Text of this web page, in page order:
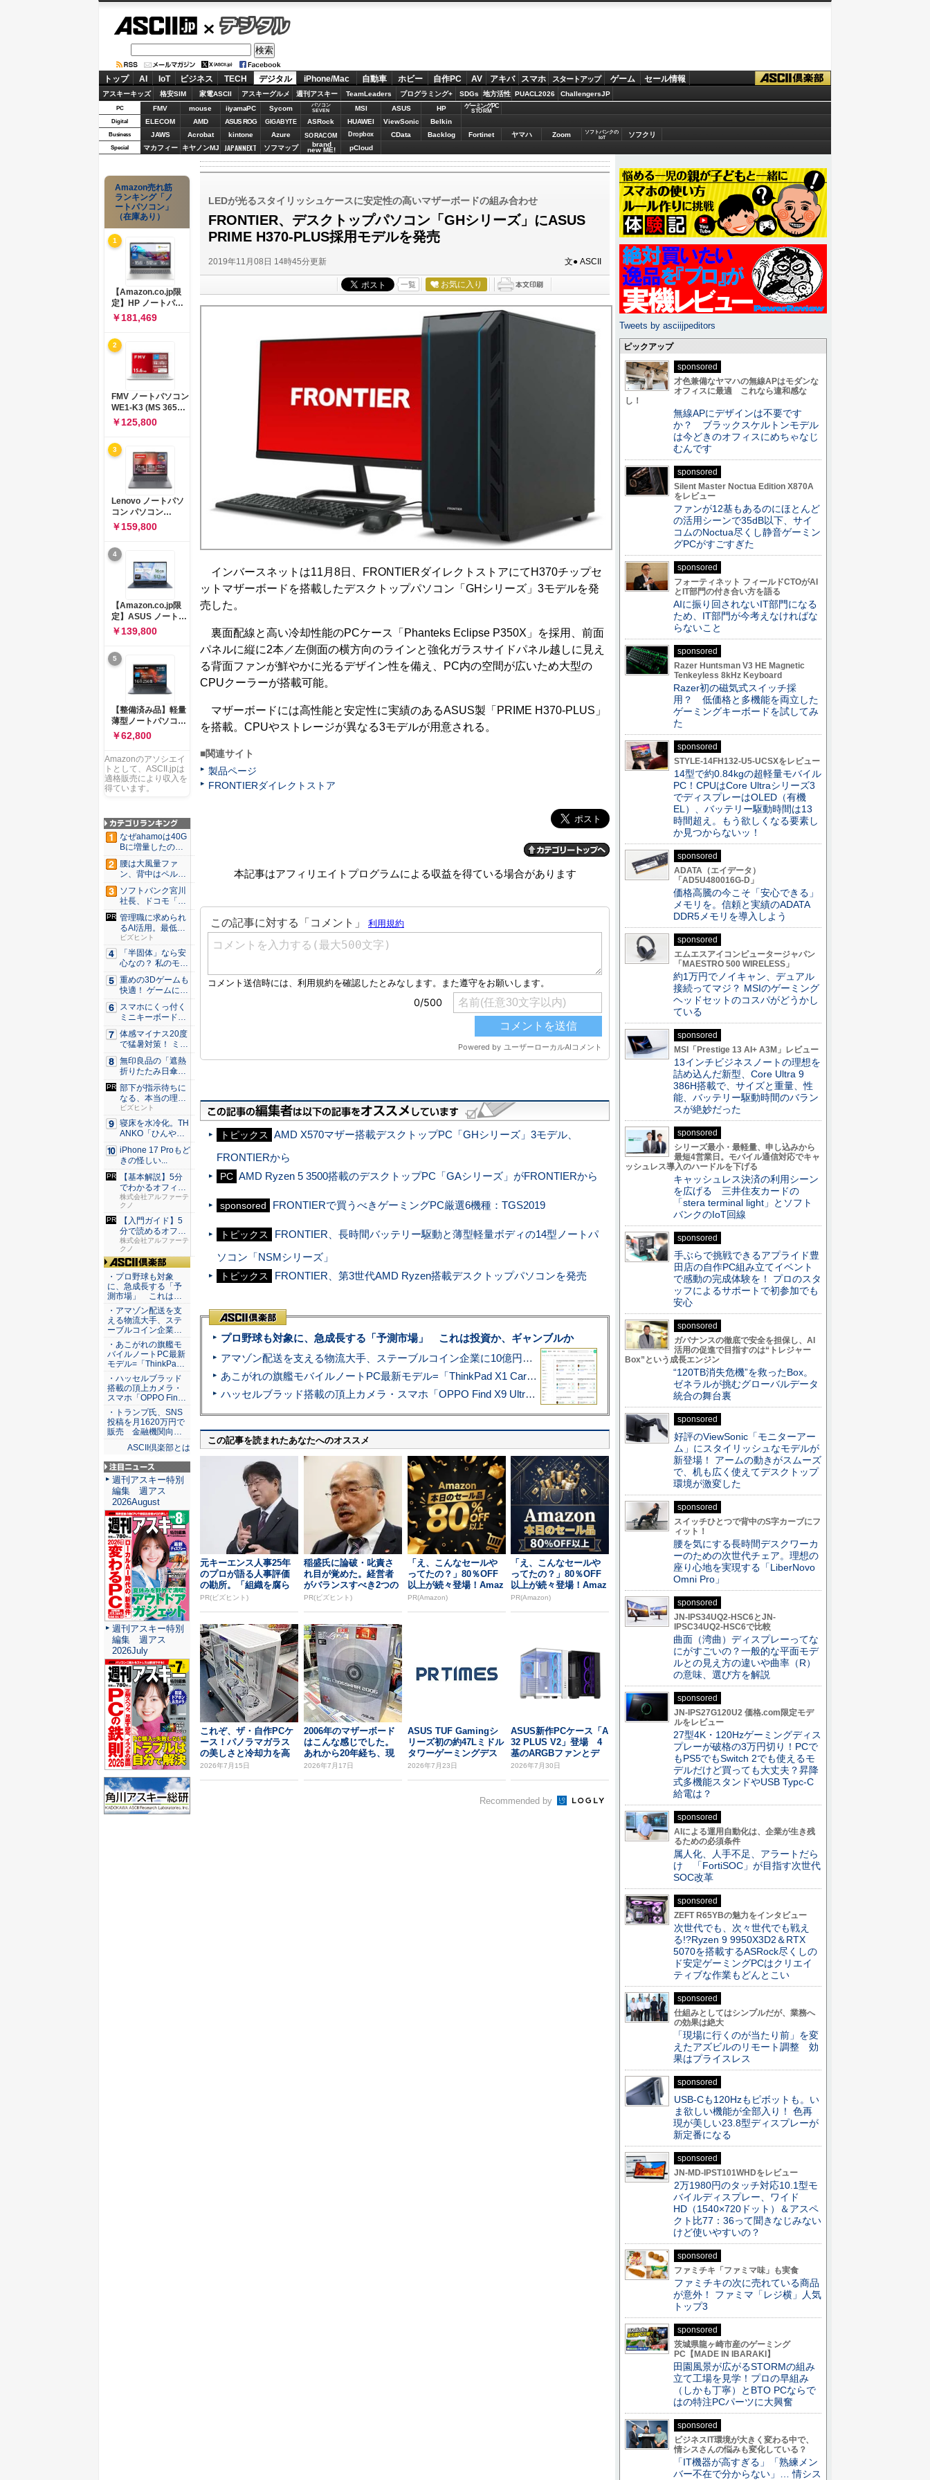
デジタル
トップ AI IoT ビジネス TECH デジタル iPhone/Mac 自動車 ホビー 自作PC AV アキバ スマホ スタートアップ ゲーム セール情報
アスキーキッズ 格安SIM 家電ASCII アスキーグルメ 週刊アスキー TeamLeaders プログラミング+ SDGs 地方活性 PUACL2026 ChallengersJP
PC FMV mouse iiyamaPC Sycom
パソコン
SEVEN
MSI ASUS HP ゲーミングPC
STORM
Digital ELECOM AMD ASUS ROG GIGABYTE ASRock HUAWEI ViewSonic Belkin
Business JAWS Acrobat kintone Azure SORACOM Dropbox CData Backlog Fortinet ヤマハ Zoom
ソフトバンクの
IoT
ソフクリ
Special マカフィー キヤノンMJ JAPANNEXT ソフマップ brand
new ME! pCloud
LEDが光るスタイリッシュケースに安定性の高いマザーボードの組み合わせ
FRONTIER、デスクトップパソコン「GHシリーズ」にASUS
PRIME H370-PLUS採用モデルを発売
2019年11月08日 14時45分更新 文● ASCII
一覧 お気に入り
インバースネットは11月8日、FRONTIERダイレクトストアにてH370チップセ
ットマザーボードを搭載したデスクトップパソコン「GHシリーズ」3モデルを発
売した。
裏面配線と高い冷却性能のPCケース「Phanteks Eclipse P350X」を採用、前面
パネルに縦に2本／左側面の横方向のラインと強化ガラスサイドパネル越しに見え
る背面ファンが鮮やかに光るデザイン性を備え、PC内の空間が広いため大型の
CPUクーラーが搭載可能。
マザーボードには高性能と安定性に実績のあるASUS製「PRIME H370-PLUS」
を搭載。CPUやストレージが異なる3モデルが用意される。
■関連サイト
製品ページ
FRONTIERダイレクトストア
本記事はアフィリエイトプログラムによる収益を得ている場合があります
トピックス
AMD X570マザー搭載デスクトップPC「GHシリーズ」3モデル、
FRONTIERから
PC AMD Ryzen 5 3500搭載のデスクトップPC「GAシリーズ」がFRONTIERから
sponsored FRONTIERで買うべきゲーミングPC厳選6機種：TGS2019
トピックス
FRONTIER、長時間バッテリー駆動と薄型軽量ボディの14型ノートパ
ソコン「NSMシリーズ」
トピックス FRONTIER、第3世代AMD Ryzen搭載デスクトップパソコンを発売
プロ野球も対象に、急成長する「予測市場」 これは投資か、ギャンブルか
アマゾン配送を支える物流大手、ステーブルコイン企業に10億円投資のワケ
あこがれの旗艦モバイルノートPC最新モデル=「ThinkPad X1 Carbon Gen 14 Aura Edition」実機レビュー
ハッセルブラッド搭載の頂上カメラ・スマホ「OPPO Find X9 Ultra」実写レビュー=プロが本気で徹底撮影しました!!
この記事を読まれたあなたへのオススメ
元キーエンス人事25年
のプロが語る人事評価
の勘所。「組織を腐ら
せるNG評価」とは...
PR(ビズヒント)
稲盛氏に論破・叱責さ
れ目が覚めた。経営者
がバランスすべき2つの
背反
PR(ビズヒント)
「え、こんなセールや
ってたの？」80％OFF
以上が続々登場！Amaz
onの本気が...
PR(Amazon)
「え、こんなセールや
ってたの？」80％OFF
以上が続々登場！Amaz
onの本気が...
PR(Amazon)
これぞ、ザ・自作PCケ
ース！パノラマガラス
の美しさと冷却力を高
めたNZXTピラー...
2026年7月15日
2006年のマザーボード
はこんな感じでした。
あれから20年経ち、現
代のスペックを...
2026年7月17日
ASUS TUF Gamingシ
リーズ初の約47Lミドル
タワーゲーミングデス
クト...
2026年7月23日
ASUS新作PCケース「A
32 PLUS V2」登場 4
基のARGBファンとデ
ュ...
2026年7月30日
Recommended by
Amazon売れ筋
ランキング「ノ
ートパソコン」
（在庫あり）
1
【Amazon.co.jp限
定】HP ノートパソ
コン 15-fd 15.6イン
チ インテル Core 5
120U メモリ16GB
SSD512GB
Windows 11
Microsoft Office
2024搭載 WPS
Office搭載 カメラシ
ャッター 指紋認証 薄
型 Copilotキー搭載
ナチュラルシルバー
￥181,469
2
FMV ノートパソコン
WE1-K3 (MS 365
Personal/Copilotキ
ー搭載/Win 11/15.6
型/Core
i5/16GB/SSD
512GB/ホワイト)
FMVWK3E15W_AZ
￥125,800
3
Lenovo ノートパソ
コン パソコン
IdeaPad Slim 3 14.0
インチ AMD
Ryzen™ 5 8640HS
メモリ16GB
SSD512GB
Microsoft 365 試用
版 Windows11 バッ
テリー駆動12.6時間
重量1.39kg ルナグレ
ー 83K9003JJP ノー
トPC
￥159,800
4
【Amazon.co.jp限
定】ASUS ノートパ
ソコン Vivobook 15
M1502NAQ 15.6イ
ンチ AMD Ryzen 7
170 メモリ16GB
SSD 512GB
Microsoft 365
Personal (24か月版)
搭載 Windows 11 重
量1.7kg Wi-Fi 6E ク
ワイエットブルー
M1502NAQ-
￥139,800
5
【整備済み品】軽量
薄型ノートパソコン
dynabook G83 ■
13.3型
FHD(1920x1080) -
高性能第11世代Core
i5-1135G7 - メモリ
16GB - SSD 256GB
USB Type-C - MS
Office 2021 - Win11
搭載
￥62,800
Amazonのアソシエイ
トとして、ASCII.jpは
適格販売により収入を
得ています。
なぜahamoは40G
Bに増量したの
か ...
腰は大風量ファ
ン、背中はペルチ
ェ冷却。ダ...
ソフトバンク宮川
社長、ドコモ「ah
amo...
管理職に求められ
るAI活用。最低限
やるべ...
ビズヒント
「半固体」なら安
心なの？ 私のモバ
イルバ...
重めの3Dゲームも
快適！ ゲームに強
いH...
スマホにくっ付く
ミニキーボード！
触ってわ...
体感マイナス20度
で猛暑対策！ ミズ
ノの...
無印良品の「遮熱
折りたたみ日傘」
約160...
部下が指示待ちに
なる、本当の理
由。23年...
ビズヒント
寝床を水冷化。TH
ANKO「ひんやり
水流...
iPhone 17 Proもど
きの怪しい...
【基本解説】5分
でわかるオフィス
セキュリ...
株式会社アルファーテ
クノ
【入門ガイド】5
分で読めるオフィ
スのセキ...
株式会社アルファーテ
クノ
ASCII倶楽部
・プロ野球も対象
に、急成長する「予
測市場」 これは…
・アマゾン配送を支
える物流大手、ステ
ーブルコイン企業…
・あこがれの旗艦モ
バイルノートPC最新
モデル=「ThinkPa…
・ハッセルブラッド
搭載の頂上カメラ・
スマホ「OPPO Fin…
・トランプ氏、SNS
投稿を月1620万円で
販売 金融機関向…
ASCII倶楽部とは
注目ニュース
週刊アスキー特別
編集 週アス
2026August
週刊アスキー特別
編集 週アス
2026July
Tweets by asciijpeditors
ピックアップ
sponsored
才色兼備なヤマハの無線APはモダンな
オフィスに最適 これなら違和感な
し！
無線APにデザインは不要です
か？ ブラックスケルトンモデル
は今どきのオフィスにめちゃなじ
むんです
sponsored
Silent Master Noctua Edition X870A
をレビュー
ファンが12基もあるのにほとんど
の活用シーンで35dB以下、サイ
コムのNoctua尽くし静音ゲーミン
グPCがすごすぎた
sponsored
フォーティネット フィールドCTOがAI
とIT部門の付き合い方を語る
AIに振り回されないIT部門になる
ため、IT部門が今考えなければな
らないこと
sponsored
Razer Huntsman V3 HE Magnetic
Tenkeyless 8kHz Keyboard
Razer初の磁気式スイッチ採
用？ 低価格と多機能を両立した
ゲーミングキーボードを試してみ
た
sponsored
STYLE-14FH132-U5-UCSXをレビュー
14型で約0.84kgの超軽量モバイル
PC！CPUはCore Ultraシリーズ3
でディスプレーはOLED（有機
EL）、バッテリー駆動時間は13
時間超え。もう欲しくなる要素し
か見つからないッ！
sponsored
ADATA（エイデータ）
「AD5U480016G-D」
価格高騰の今こそ「安心できる」
メモリを。信頼と実績のADATA
DDR5メモリを導入しよう
sponsored
エムエスアイコンピュータージャパン
「MAESTRO 500 WIRELESS」
約1万円でノイキャン、デュアル
接続ってマジ？ MSIのゲーミング
ヘッドセットのコスパがどうかし
ている
sponsored
MSI「Prestige 13 AI+ A3M」レビュー
13インチビジネスノートの理想を
詰め込んだ新型、Core Ultra 9
386H搭載で、サイズと重量、性
能、バッテリー駆動時間のバラン
スが絶妙だった
sponsored
シリーズ最小・最軽量、申し込みから
最短4営業日。モバイル通信対応でキャ
ッシュレス導入のハードルを下げる
キャッシュレス決済の利用シーン
を広げる 三井住友カードの
「stera terminal light」とソフト
バンクのIoT回線
sponsored
手ぶらで挑戦できるアプライド豊
田店の自作PC組み立てイベント
で感動の完成体験を！ プロのスタ
ッフによるサポートで初参加でも
安心
sponsored
ガバナンスの徹底で安全を担保し、AI
活用の促進で目指すのは“トレジャー
Box”という成長エンジン
“120TB消失危機”を救ったBox。
ゼネラルが挑むグローバルデータ
統合の舞台裏
sponsored
好評のViewSonic「モニターアー
ム」にスタイリッシュなモデルが
新登場！ アームの動きがスムーズ
で、机も広く使えてデスクトップ
環境が激変した
sponsored
スイッチひとつで背中のS字カーブにフ
ィット！
腰を気にする長時間デスクワーカ
ーのための次世代チェア。理想の
座り心地を実現する「LiberNovo
Omni Pro」
sponsored
JN-IPS34UQ2-HSC6とJN-
IPSC34UQ2-HSC6で比較
曲面（湾曲）ディスプレーってな
にがすごいの？一般的な平面モデ
ルとの見え方の違いや曲率（R）
の意味、選び方を解説
sponsored
JN-IPS27G120U2 価格.com限定モデ
ルをレビュー
27型4K・120Hzゲーミングディス
プレーが破格の3万円切り！PCで
もPS5でもSwitch 2でも使えるモ
デルだけど買っても大丈夫？昇降
式多機能スタンドやUSB Typc-C
給電は？
sponsored
AIによる運用自動化は、企業が生き残
るための必須条件
属人化、人手不足、アラートだら
け 「FortiSOC」が目指す次世代
SOC改革
sponsored
ZEFT R65YBの魅力をインタビュー
次世代でも、次々世代でも戦え
る!?Ryzen 9 9950X3D2＆RTX
5070を搭載するASRock尽くしの
ド安定ゲーミングPCはクリエイ
ティブな作業もどんとこい
sponsored
仕組みとしてはシンプルだが、業務へ
の効果は絶大
「現場に行くのが当たり前」を変
えたアズビルのリモート調整 効
果はプライスレス
sponsored
USB-Cも120Hzもピボットも。い
ま欲しい機能が全部入り！ 色再
現が美しい23.8型ディスプレーが
新定番になる
sponsored
JN-MD-IPST101WHDをレビュー
2万1980円のタッチ対応10.1型モ
バイルディスプレー、ワイド
HD（1540×720ドット）＆アスペ
クト比77：36って聞きなじみない
けど使いやすいの？
sponsored
ファミチキ「ファミマ味」も実食
ファミチキの次に売れている商品
が意外！ ファミマ「レジ横」人気
トップ3
sponsored
茨城県龍ヶ崎市産のゲーミング
PC【MADE IN IBARAKI】
田園風景が広がるSTORMの組み
立て工場を見学！プロの早組み
（しかも丁寧）とBTO PCならで
はの特注PCパーツに大興奮
sponsored
ビジネスIT環境が大きく変わる中で、
情シスさんの悩みも変化している？
「IT機器が高すぎる」「熟練メン
バー不在で分からない」… 情シス